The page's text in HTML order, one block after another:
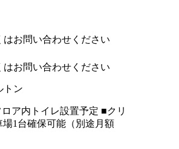
はお問い合わせください
はお問い合わせください
トン
ア内トイレ設置予定 ■クリ
場1台確保可能（別途月額